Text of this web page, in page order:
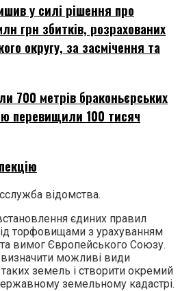
у силі рішення про
грн збитків, розрахованих
округу, за засмічення та
700 метрів браконьєрських
перевищили 100 тисяч
відомства.
єдиних правил
торфовищами з урахуванням
вимог Європейського Союзу.
можливі види
земель і створити окремий
земельному кадастрі.